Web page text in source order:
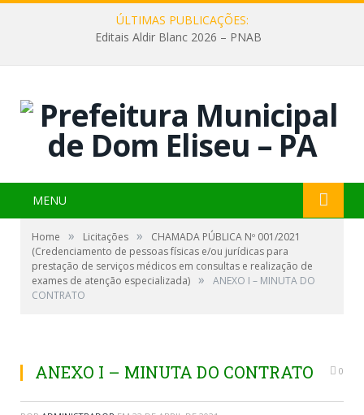
ÚLTIMAS PUBLICAÇÕES:
Editais Aldir Blanc 2026 – PNAB
MENU
Home » Licitações »
CHAMADA PÚBLICA Nº 001/2021
(Credenciamento de pessoas físicas e/ou jurídicas para
prestação de serviços médicos em consultas e realização de
exames de atenção especializada) »
ANEXO I – MINUTA DO
CONTRATO
ANEXO I – MINUTA DO CONTRATO 0